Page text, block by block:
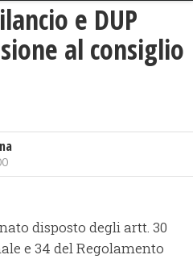
e DUP
al consiglio
disposto degli artt. 30
e 34 del Regolamento